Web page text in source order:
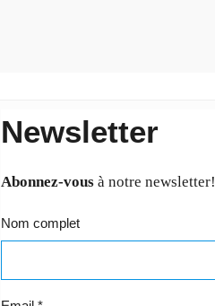
Newsletter
Abonnez-vousà notre newsletter!
Nom complet